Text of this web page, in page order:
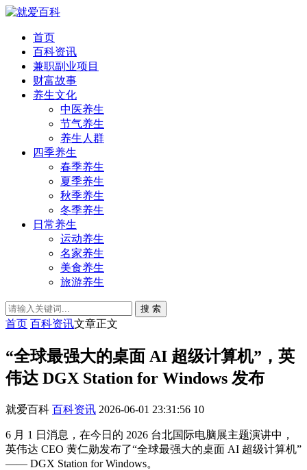
首页
百科资讯
兼职副业项目
财富故事
养生文化
中医养生
节气养生
养生人群
四季养生
春季养生
夏季养生
秋季养生
冬季养生
日常养生
运动养生
名家养生
美食养生
旅游养生
搜 索
首页 百科资讯文章正文
“全球最强大的桌面 AI 超级计算机”，英
伟达 DGX Station for Windows 发布
就爱百科 百科资讯 2026-06-01 23:31:56 10
6 月 1 日消息，在今日的 2026 台北国际电脑展主题演讲中，
英伟达 CEO 黄仁勋发布了“全球最强大的桌面 AI 超级计算机”
—— DGX Station for Windows。